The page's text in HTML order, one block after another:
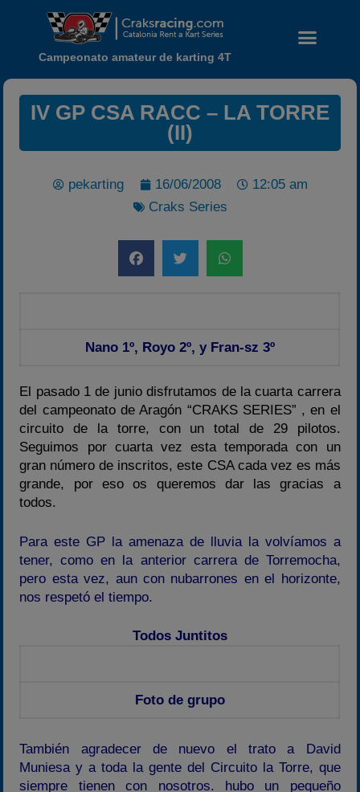
Temporada 2026
2020-2021
2023
2024
Preguntas Frecuentes
Campeonato amateur de karting 4T
IV GP CSA RACC – LA TORRE
(II)
pekarting 16/06/2008
12:05 am
Craks Series
Nano 1º, Royo 2º, y Fran-sz 3º
El pasado 1 de junio disfrutamos de la cuarta carrera
del campeonato de Aragón “CRAKS SERIES” , en el
circuito de la torre, con un total de 29 pilotos.
Seguimos por cuarta vez esta temporada con un
gran número de inscritos, este CSA cada vez es más
grande, por eso os queremos dar las gracias a
todos.
Para este GP la amenaza de lluvia la volvíamos a
tener, como en la anterior carrera de Torremocha,
pero esta vez, aun con nubarrones en el horizonte,
nos respetó el tiempo.
Foto de grupo
Todos Juntitos
También agradecer de nuevo el trato a David
Muniesa y a toda la gente del Circuito la Torre, que
siempre tienen con nosotros. hubo un pequeño